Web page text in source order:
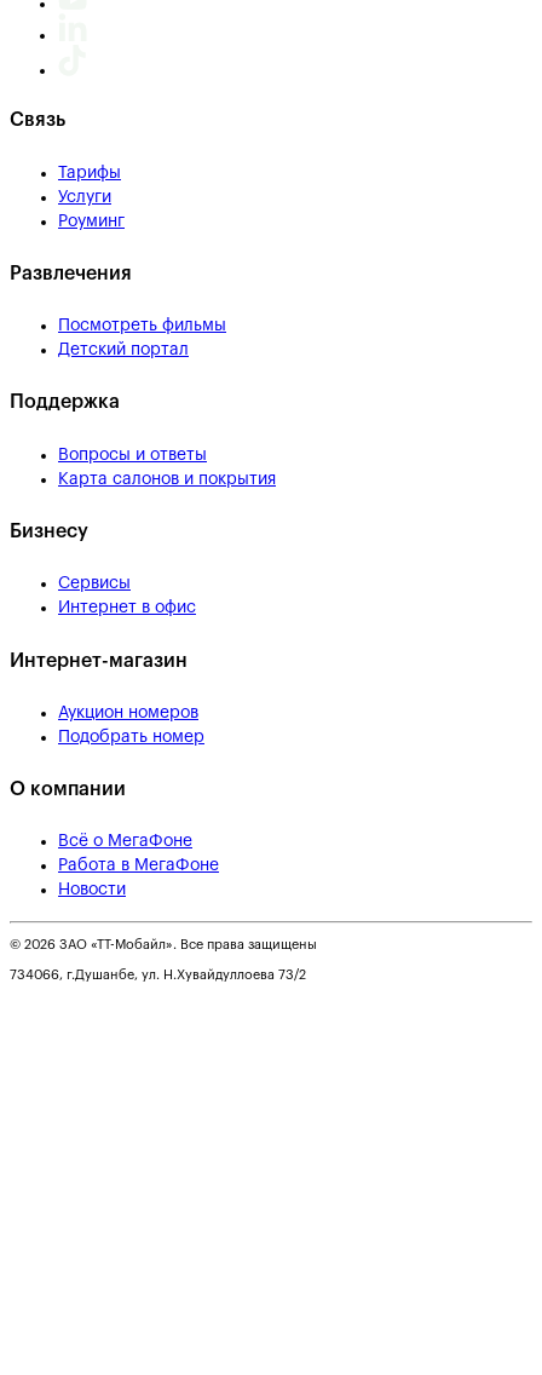
Связь
Тарифы
Услуги
Роуминг
Развлечения
Посмотреть фильмы
Детский портал
Поддержка
Вопросы и ответы
Карта салонов и покрытия
Бизнесу
Сервисы
Интернет в офис
Интернет-магазин
Аукцион номеров
Подобрать номер
О компании
Всё о МегаФоне
Работа в МегаФоне
Новости
© 2026 ЗАО «ТТ-Мобайл». Все права защищены
734066, г.Душанбе, ул. Н.Хувайдуллоева 73/2